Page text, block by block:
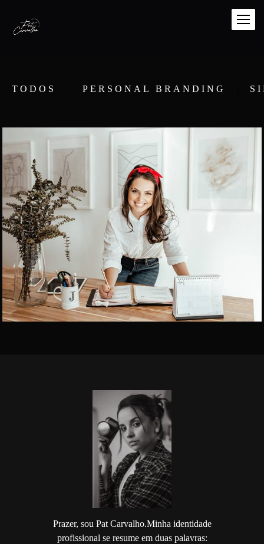
TODOS PERSONAL BRANDING
Prazer, sou Pat Carvalho.Minha identidade
profissional se resume em duas palavras: